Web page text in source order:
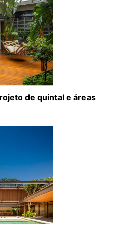
de quintal e áreas